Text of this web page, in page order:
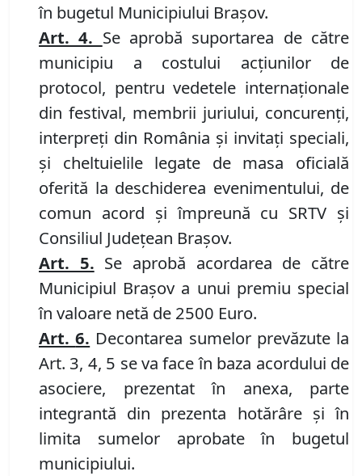
în bugetul Municipiului Brașov.
Art. 4. Se aprobă suportarea de către
municipiu a costului acțiunilor de
protocol, pentru vedetele internaționale
din festival, membrii juriului, concurenți,
interpreți din România și invitați speciali,
și cheltuielile legate de masa oficială
oferită la deschiderea evenimentului, de
comun acord și împreună cu SRTV și
Consiliul Județean Brașov.
Art. 5. Se aprobă acordarea de către
Municipiul Brașov a unui premiu special
în valoare netă de 2500 Euro.
Art.6. Decontarea sumelor prevăzute la
Art. 3, 4, 5 se va face în baza acordului de
asociere, prezentat în anexa, parte
integrantă din prezenta hotărâreși în
limita sumelor aprobate în bugetul
municipiului.